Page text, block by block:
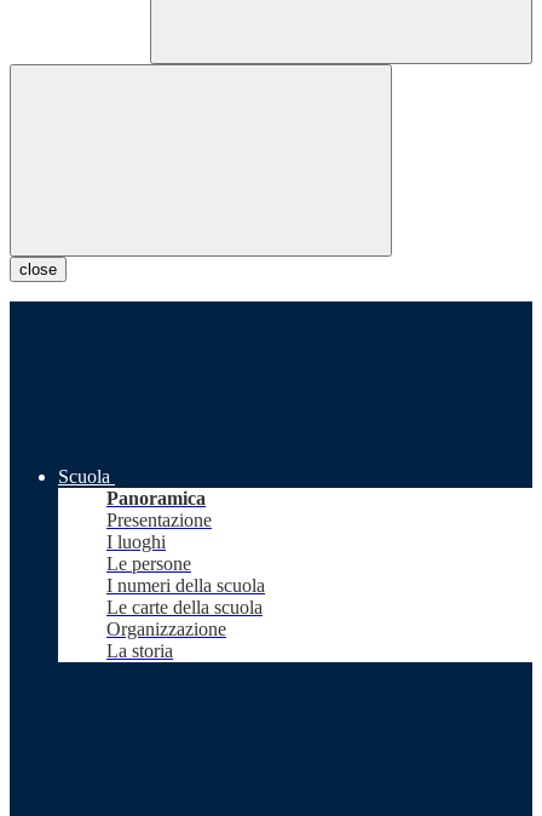
close
Scuola
Panoramica
Presentazione
I luoghi
Le persone
I numeri della scuola
Le carte della scuola
Organizzazione
La storia